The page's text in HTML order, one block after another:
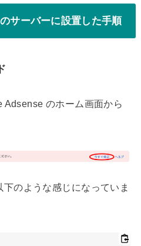
サーバーに設置した手順
Adsense のホーム画面から
のような感じになっていま